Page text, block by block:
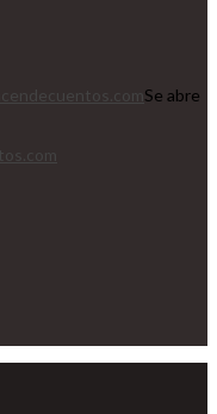
Se abre